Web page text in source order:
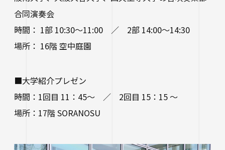
合同演奏会
時間： 1部 10:30～11:00 ／ 2部 14:00～14:30
場所： 16階 空中庭園
■大学紹介プレゼン
時間：1回目 11：45～ ／ 2回目 15：15 ～
場所：17階 SORANOSU